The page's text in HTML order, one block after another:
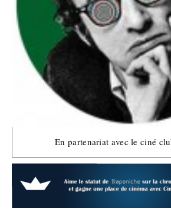
En partenariat avec le ciné